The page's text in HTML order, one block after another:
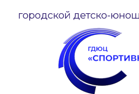
городской детско-